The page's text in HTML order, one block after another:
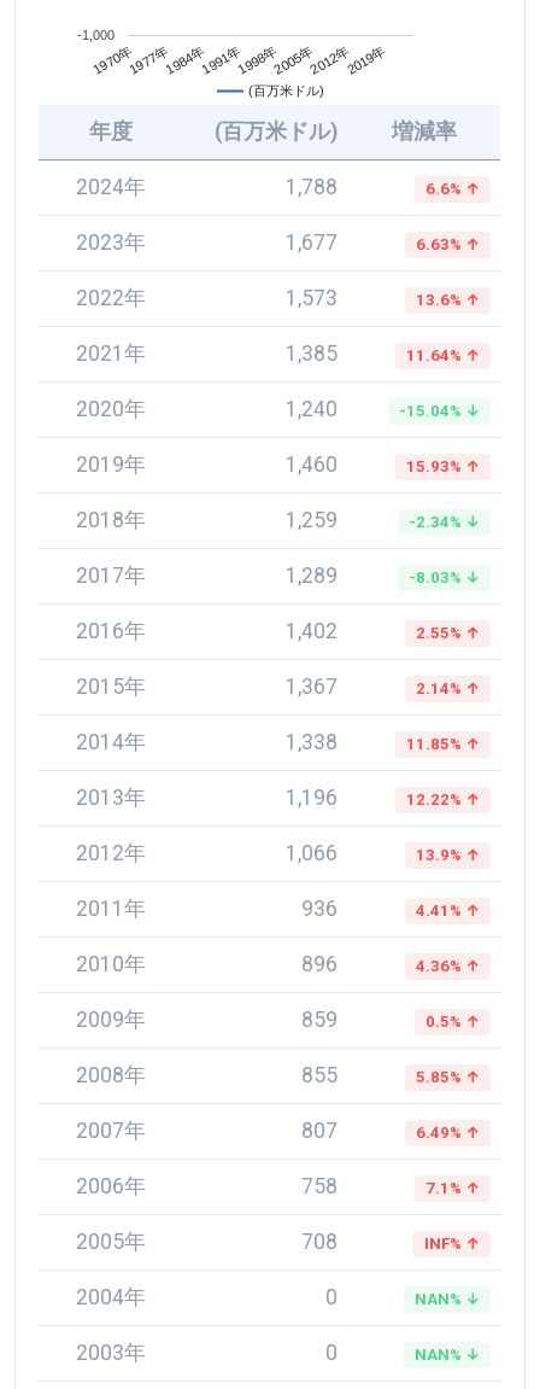
(百万米ドル)
1970年1977年1984年1991年1998年2005年2012年2019年
-1,000
年度 (百万米ドル) 増減率
2024年 1,788 6.6% ↑
2023年 1,677 6.63% ↑
2022年 1,573 13.6% ↑
2021年 1,385 11.64% ↑
2020年 1,240 -15.04% ↓
2019年 1,460 15.93% ↑
2018年 1,259 -2.34% ↓
2017年 1,289 -8.03% ↓
2016年 1,402 2.55% ↑
2015年 1,367 2.14% ↑
2014年 1,338 11.85% ↑
2013年 1,196 12.22% ↑
2012年 1,066 13.9% ↑
2011年 936 4.41% ↑
2010年 896 4.36% ↑
2009年 859 0.5% ↑
2008年 855 5.85% ↑
2007年 807 6.49% ↑
2006年 758 7.1% ↑
2005年 708 INF% ↑
2004年 0 NAN% ↓
2003年 0 NAN% ↓